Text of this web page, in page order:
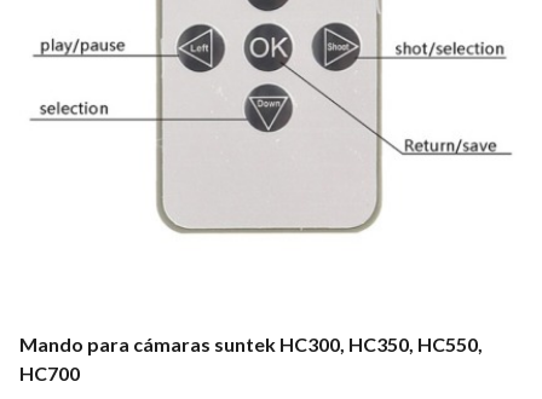
Mando para cámaras suntek HC300, HC350, HC550,
HC700